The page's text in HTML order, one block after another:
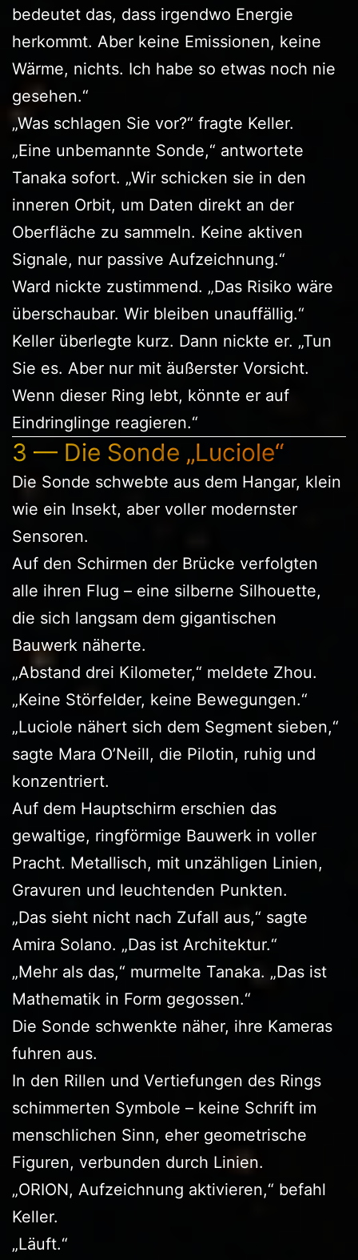
bedeutet das, dass irgendwo Energie
herkommt. Aber keine Emissionen, keine
Wärme, nichts. Ich habe so etwas noch nie
gesehen.“
„Was schlagen Sie vor?“ fragte Keller.
„Eine unbemannte Sonde,“ antwortete
Tanaka sofort. „Wir schicken sie in den
inneren Orbit, um Daten direkt an der
Oberfläche zu sammeln. Keine aktiven
Signale, nur passive Aufzeichnung.“
Ward nickte zustimmend. „Das Risiko wäre
überschaubar. Wir bleiben unauffällig.“
Keller überlegte kurz. Dann nickte er. „Tun
Sie es. Aber nur mit äußerster Vorsicht.
Wenn dieser Ring lebt, könnte er auf
Eindringlinge reagieren.“
3 — Die Sonde „Luciole“
Die Sonde schwebte aus dem Hangar, klein
wie ein Insekt, aber voller modernster
Sensoren.
Auf den Schirmen der Brücke verfolgten
alle ihren Flug – eine silberne Silhouette,
die sich langsam dem gigantischen
Bauwerk näherte.
„Abstand drei Kilometer,“ meldete Zhou.
„Keine Störfelder, keine Bewegungen.“
„Luciole nähert sich dem Segment sieben,“
sagte Mara O’Neill, die Pilotin, ruhig und
konzentriert.
Auf dem Hauptschirm erschien das
gewaltige, ringförmige Bauwerk in voller
Pracht. Metallisch, mit unzähligen Linien,
Gravuren und leuchtenden Punkten.
„Das sieht nicht nach Zufall aus,“ sagte
Amira Solano. „Das ist Architektur.“
„Mehr als das,“ murmelte Tanaka. „Das ist
Mathematik in Form gegossen.“
Die Sonde schwenkte näher, ihre Kameras
fuhren aus.
In den Rillen und Vertiefungen des Rings
schimmerten Symbole – keine Schrift im
menschlichen Sinn, eher geometrische
Figuren, verbunden durch Linien.
„ORION, Aufzeichnung aktivieren,“ befahl
Keller.
„Läuft.“